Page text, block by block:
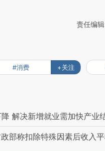
责任编
#消费 +关注
解决新增就业需加快产业
部称扣除特殊因素后收入